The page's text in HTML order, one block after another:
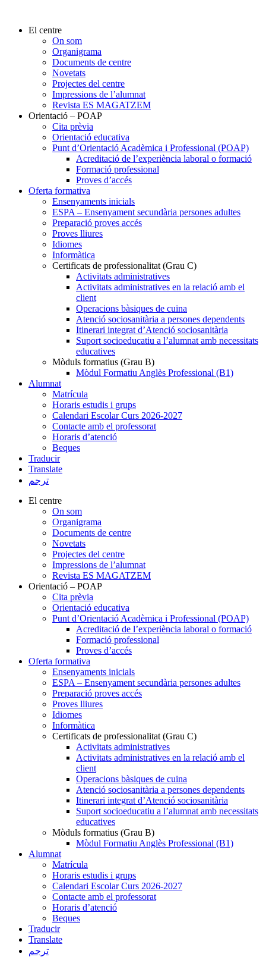
El centre
On som
Organigrama
Documents de centre
Novetats
Projectes del centre
Impressions de l’alumnat
Revista ES MAGATZEM
Orientació – POAP
Cita prèvia
Orientació educativa
Punt d’Orientació Acadèmica i Professional (POAP)
Acreditació de l’experiència laboral o formació
Formació professional
Proves d’accés
Oferta formativa
Ensenyaments inicials
ESPA – Ensenyament secundària persones adultes
Preparació proves accés
Proves lliures
Idiomes
Informàtica
Certificats de professionalitat (Grau C)
Activitats administratives
Activitats administratives en la relació amb el
client
Operacions bàsiques de cuina
Atenció sociosanitària a persones dependents
Itinerari integrat d’Atenció sociosanitària
Suport socioeducatiu a l’alumnat amb necessitats
educatives
Mòduls formatius (Grau B)
Mòdul Formatiu Anglès Professional (B1)
Alumnat
Matrícula
Horaris estudis i grups
Calendari Escolar Curs 2026-2027
Contacte amb el professorat
Horaris d’atenció
Beques
Traducir
Translate
ترجم
El centre
On som
Organigrama
Documents de centre
Novetats
Projectes del centre
Impressions de l’alumnat
Revista ES MAGATZEM
Orientació – POAP
Cita prèvia
Orientació educativa
Punt d’Orientació Acadèmica i Professional (POAP)
Acreditació de l’experiència laboral o formació
Formació professional
Proves d’accés
Oferta formativa
Ensenyaments inicials
ESPA – Ensenyament secundària persones adultes
Preparació proves accés
Proves lliures
Idiomes
Informàtica
Certificats de professionalitat (Grau C)
Activitats administratives
Activitats administratives en la relació amb el
client
Operacions bàsiques de cuina
Atenció sociosanitària a persones dependents
Itinerari integrat d’Atenció sociosanitària
Suport socioeducatiu a l’alumnat amb necessitats
educatives
Mòduls formatius (Grau B)
Mòdul Formatiu Anglès Professional (B1)
Alumnat
Matrícula
Horaris estudis i grups
Calendari Escolar Curs 2026-2027
Contacte amb el professorat
Horaris d’atenció
Beques
Traducir
Translate
ترجم